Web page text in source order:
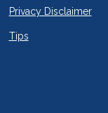
Privacy Disclaimer
Tips